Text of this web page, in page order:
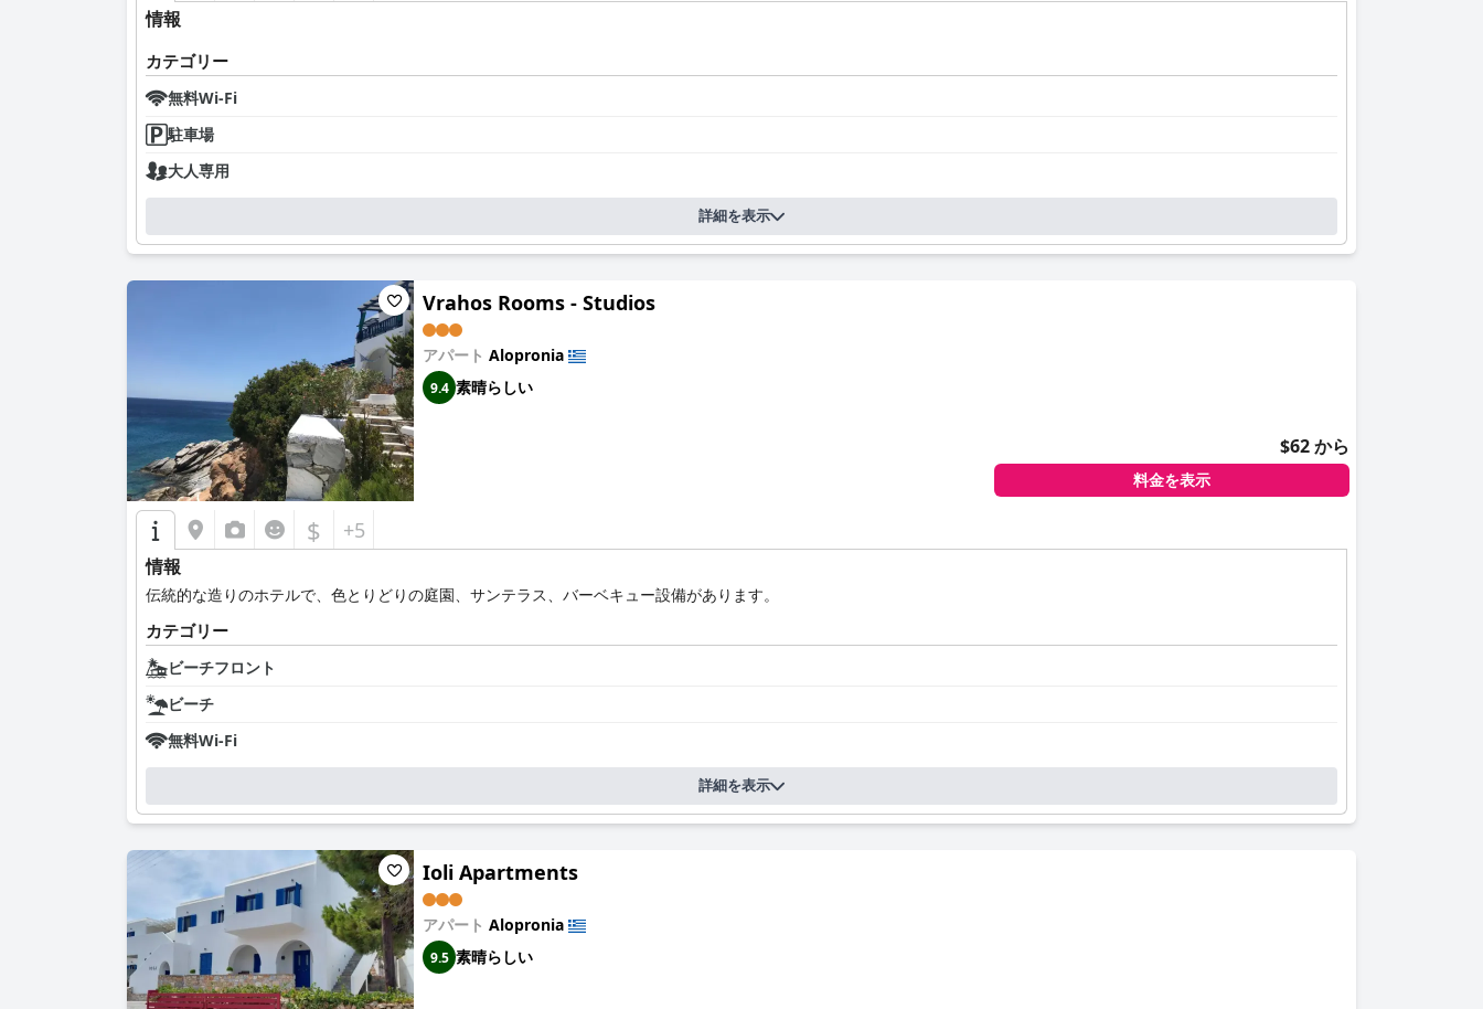
情報
カテゴリー
無料Wi-Fi
駐車場
大人専用
詳細を表示
Vrahos Rooms - Studios
アパート Alopronia
9.4 素晴らしい
$62 から
料金を表示
$ +5
情報
伝統的な造りのホテルで、色とりどりの庭園、サンテラス、バーベキュー設備があります。
カテゴリー
ビーチフロント
ビーチ
無料Wi-Fi
詳細を表示
Ioli Apartments
アパート Alopronia
9.5 素晴らしい